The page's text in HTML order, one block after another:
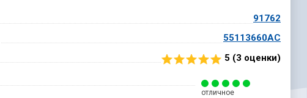
91762
55113660AC
5 (3 оценки)
отличное